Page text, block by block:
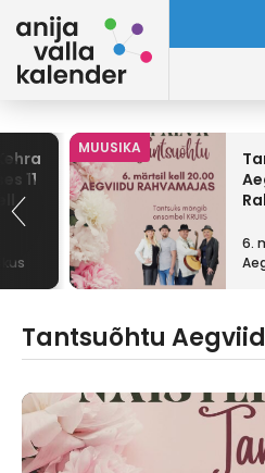
11
MUUSIKA
6.
Tantsuõhtu